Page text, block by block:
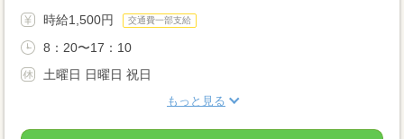
時給1,500円 交通費一部支給
8：20〜17：10
土曜日 日曜日 祝日
もっと見る